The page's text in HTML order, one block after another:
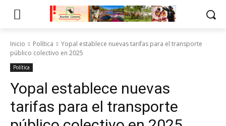
Inicio Política
Yopal establece nuevas tarifas para el transporte
público colectivo en 2025
Política
Yopal establece nuevas
tarifas para el transporte